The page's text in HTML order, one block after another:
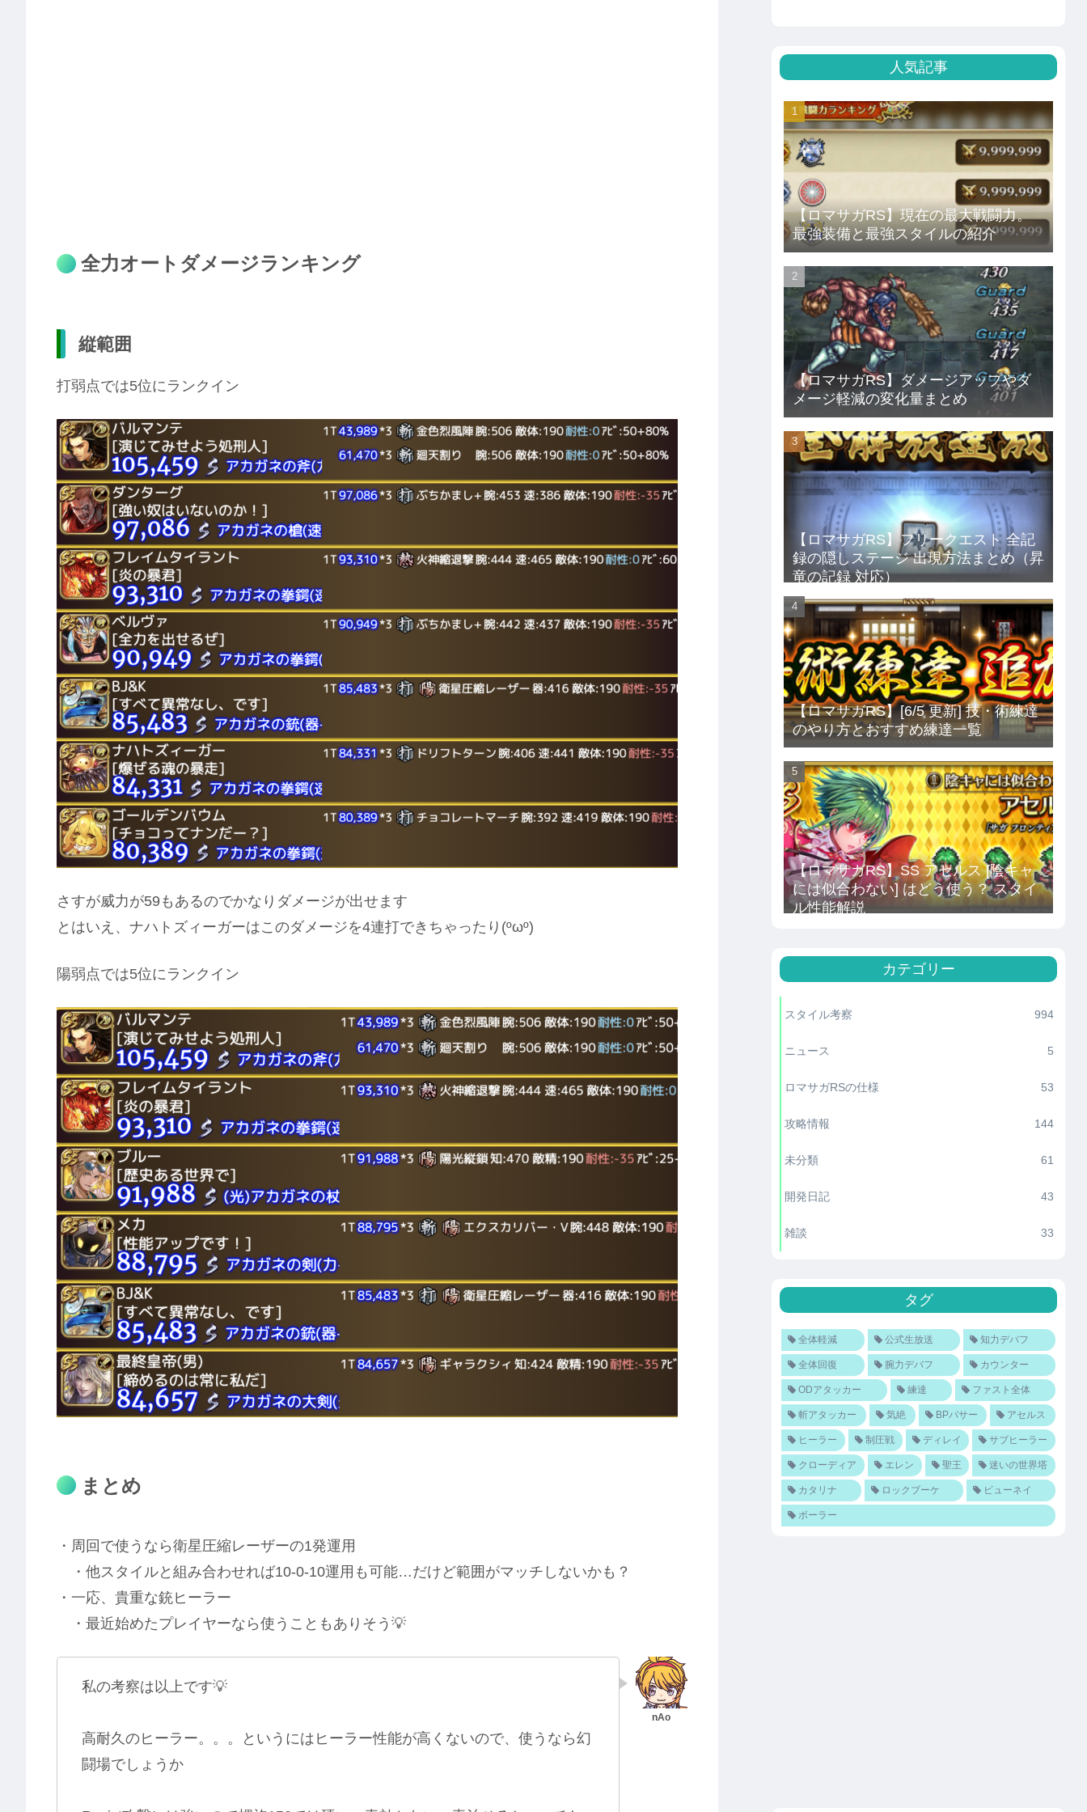
全力オートダメージランキング
縦範囲
打弱点では5位にランクイン
さすが威力が59もあるのでかなりダメージが出せます
とはいえ、ナハトズィーガーはこのダメージを4連打できちゃったり(ºωº)
陽弱点では5位にランクイン
まとめ
・周回で使うなら衛星圧縮レーザーの1発運用
・他スタイルと組み合わせれば10-0-10運用も可能…だけど範囲がマッチしないかも？
・一応、貴重な銃ヒーラー
・最近始めたプレイヤーなら使うこともありそう💡
私の考察は以上です💡
高耐久のヒーラー。。。というにはヒーラー性能が高くないので、使うなら幻
闘場でしょうか
人気記事
【ロマサガRS】現在の最大戦闘力。
最強装備と最強スタイルの紹介
【ロマサガRS】ダメージアップやダ
メージ軽減の変化量まとめ
【ロマサガRS】フリークエスト 全記
録の隠しステージ 出現方法まとめ（昇
竜の記録 対応）
【ロマサガRS】[6/5 更新] 技・術練達
のやり方とおすすめ練達一覧
【ロマサガRS】SS アセルス [陰キャ
には似合わない] はどう使う？ スタイ
ル性能解説
カテゴリー
スタイル考察 994
ニュース 5
ロマサガRSの仕様 53
攻略情報 144
未分類 61
開発日記 43
雑談 33
タグ
全体軽減 公式生放送 知力デバフ
全体回復 腕力デバフ カウンター
ODアタッカー 練達 ファスト全体
斬アタッカー 気絶 BPパサー アセルス
ヒーラー 制圧戦 ディレイ サブヒーラー
クローディア エレン 聖王 迷いの世界塔
カタリナ ロックブーケ ビューネイ
ボーラー